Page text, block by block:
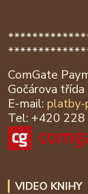
ComGate
Gočárova
E-mail: platby-
Tel: +420
VIDEO KNIHY